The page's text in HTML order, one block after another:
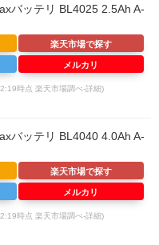
バッテリ BL4025 2.5Ah A-
時点 楽天市場調べ-詳細)
楽天市場で探す
メルカリ
バッテリ BL4040 4.0Ah A-
時点 楽天市場調べ-詳細)
楽天市場で探す
メルカリ